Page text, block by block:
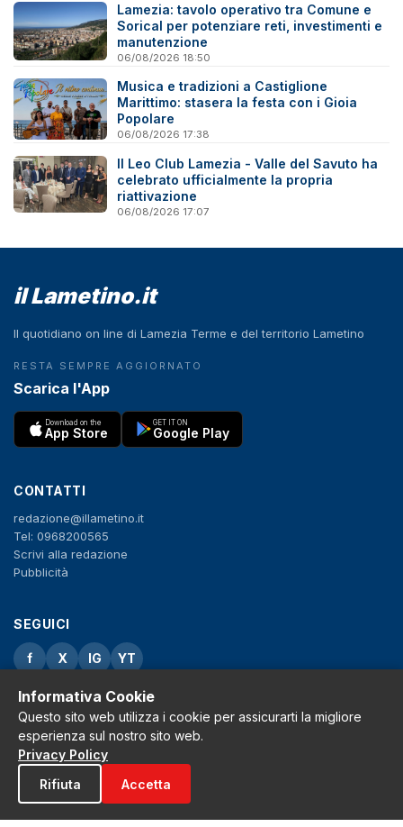
Lamezia: tavolo operativo tra Comune e
Sorical per potenziare reti, investimenti e
manutenzione
06/08/2026 18:50
Musica e tradizioni a Castiglione
Marittimo: stasera la festa con i Gioia
Popolare
06/08/2026 17:38
Il Leo Club Lamezia - Valle del Savuto ha
celebrato ufficialmente la propria
riattivazione
06/08/2026 17:07
il Lametino.it
Il quotidiano on line di Lamezia Terme e del territorio Lametino
RESTA SEMPRE AGGIORNATO
Scarica l'App
Download on the
App Store
GET IT ON
Google Play
CONTATTI
redazione@illametino.it
Tel: 0968200565
Scrivi alla redazione
Pubblicità
SEGUICI
f X IG YT
Privacy Policy
Cookie Policy
Note legali
La Redazione
© 2026 Grh s.r.l. - P.iva 02650550797 - Tutti i diritti sono riservati
Informativa Cookie
Questo sito web utilizza i cookie per assicurarti la migliore
esperienza sul nostro sito web.
Privacy Policy
Rifiuta
Accetta